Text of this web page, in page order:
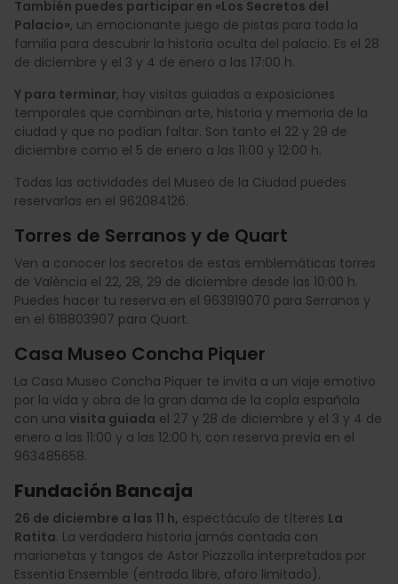
También puedes participar en «Los Secretos del
Palacio», un emocionante juego de pistas para toda la
familia para descubrir la historia oculta del palacio. Es el 28
de diciembre y el 3 y 4 de enero a las 17:00 h.
Y para terminar, hay visitas guiadas a exposiciones
temporales que combinan arte, historia y memoria de la
ciudad y que no podían faltar. Son tanto el 22 y 29 de
diciembre como el 5 de enero a las 11:00 y 12:00 h.
Todas las actividades del Museo de la Ciudad puedes
reservarlas en el 962084126.
Torres de Serranos y de Quart
Ven a conocer los secretos de estas emblemáticas torres
de València el 22, 28, 29 de diciembre desde las 10:00 h.
Puedes hacer tu reserva en el 963919070 para Serranos y
en el 618803907 para Quart.
Casa Museo Concha Piquer
La Casa Museo Concha Piquer te invita a un viaje emotivo
por la vida y obra de la gran dama de la copla española
con una visita guiada el 27 y 28 de diciembre y el 3 y 4 de
enero a las 11:00 y a las 12:00 h, con reserva previa en el
963485658.
Fundación Bancaja
26 de diciembre a las 11 h, espectáculo de títeres La
Ratita. La verdadera historia jamás contada con
marionetas y tangos de Astor Piazzolla interpretados por
Essentia Ensemble (entrada libre, aforo limitado).